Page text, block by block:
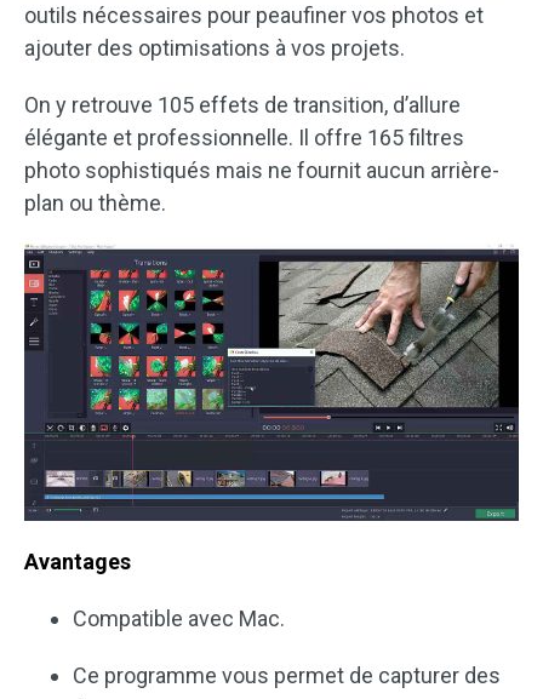
outils nécessaires pour peaufiner vos photos et
ajouter des optimisations à vos projets.
On y retrouve 105 effets de transition, d’allure
élégante et professionnelle. Il offre 165 filtres
photo sophistiqués mais ne fournit aucun arrière-
plan ou thème.
Avantages
Compatible avec Mac.
Ce programme vous permet de capturer des